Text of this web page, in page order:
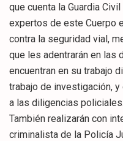
que cuenta la Guardia
expertos de este Cuerpo
contra la seguridad vial,
que les adentrarán en
encuentran en su trabajo
trabajo de investigación,
a las diligencias policiales.
También realizarán con
criminalista de la Policía